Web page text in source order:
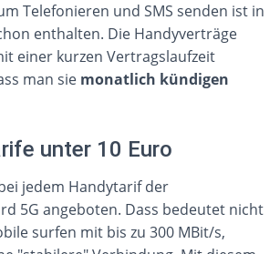
Telefonieren und SMS senden ist in
enthalten. Die Handyverträge
einer kurzen Vertragslaufzeit
man sie monatlich kündigen
unter 10 Euro
jedem Handytarif der
5G angeboten. Dass bedeutet nicht
surfen mit bis zu 300 MBit/s,